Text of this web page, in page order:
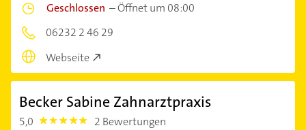
Geschlossen –Öffnet um 08:00
06232 2 46 29
Webseite
Becker Sabine Zahnarztpraxis
5,0 5.0 2 Bewertungen